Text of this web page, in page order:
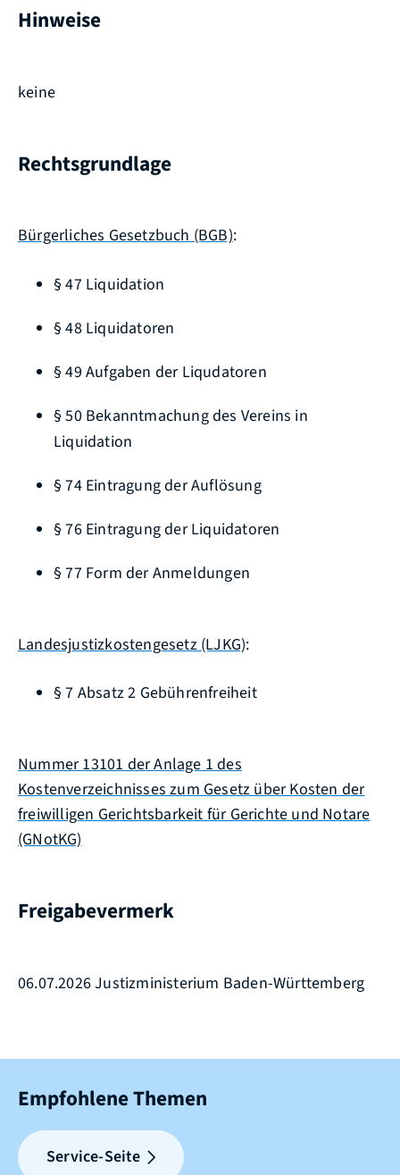
Hinweise
keine
Rechtsgrundlage
Bürgerliches Gesetzbuch (BGB):
§ 47 Liquidation
§ 48 Liquidatoren
§ 49 Aufgaben der Liqudatoren
§ 50 Bekanntmachung des Vereins in
Liquidation
§ 74 Eintragung der Auflösung
§ 76 Eintragung der Liquidatoren
§ 77 Form der Anmeldungen
Landesjustizkostengesetz (LJKG):
§ 7 Absatz 2 Gebührenfreiheit
Nummer 13101 der Anlage 1 des
Kostenverzeichnisses zum Gesetz über Kosten der
freiwilligen Gerichtsbarkeit für Gerichte und Notare
(GNotKG)
Freigabevermerk
06.07.2026Justizministerium Baden-Württemberg
Empfohlene Themen
Service-Seite